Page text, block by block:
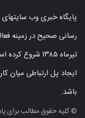
پایگاه خبری وب سایتهای
رسانی صحیح در زمینه
تیرماه ۱۳۸۵
ایجاد پل ارتباطی میان
باشد.
© کلیه حقوق مطالب برای